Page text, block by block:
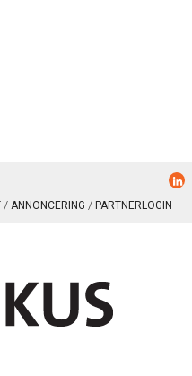
ANNONCERING PARTNERLOGIN